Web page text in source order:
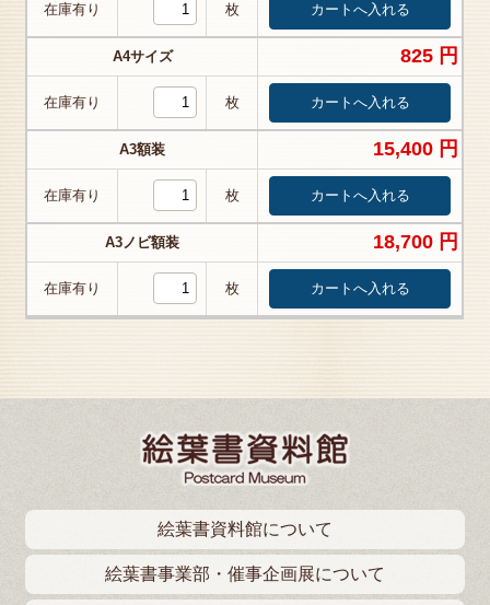
在庫有り 枚
A4サイズ 825 円
在庫有り 枚
A3額装 15,400 円
在庫有り 枚
A3ノビ額装 18,700 円
在庫有り 枚
絵葉書資料館について
絵葉書事業部・催事企画展について